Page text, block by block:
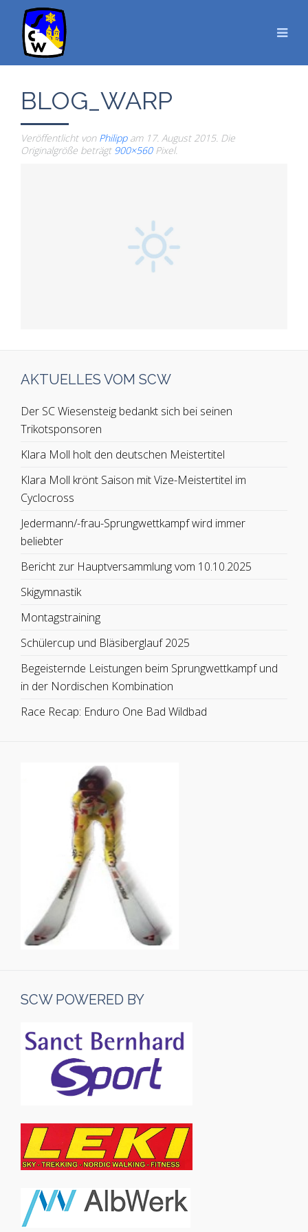
BLOG_WARP
Veröffentlicht von Philippam 17. August 2015. Die
Originalgröße beträgt 900×560Pixel.
AKTUELLES VOM SCW
Der SC Wiesensteig bedankt sich bei seinen
Trikotsponsoren
Klara Moll holt den deutschen Meistertitel
Klara Moll krönt Saison mit Vize-Meistertitel im
Cyclocross
Jedermann/-frau-Sprungwettkampf wird immer
beliebter
Bericht zur Hauptversammlung vom 10.10.2025
Skigymnastik
Montagstraining
Schülercup und Bläsiberglauf 2025
Begeisternde Leistungen beim Sprungwettkampf und
in der Nordischen Kombination
Race Recap: Enduro One Bad Wildbad
SCW POWERED BY